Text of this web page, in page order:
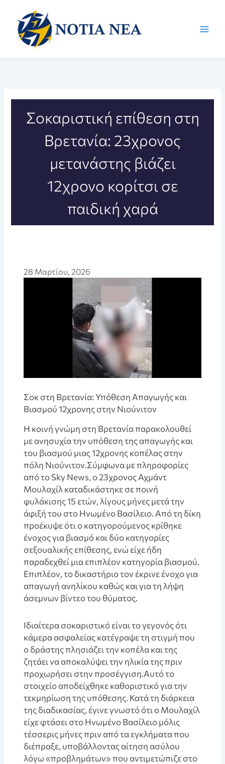
περιεχόμενο
Σοκαριστική επίθεση στη
Βρετανία: 23χρονος
μετανάστης βιάζει
12χρονο κορίτσι σε
παιδική χαρά
28 Μαρτίου, 2026
Σοκ στη Βρετανία: Υπόθεση Απαγωγής και
Βιασμού 12χρονης στην Νιούνιτον
Η κοινή γνώμη στη Βρετανία παρακολουθεί
με ανησυχία την υπόθεση της απαγωγής και
του βιασμού μιας 12χρονης κοπέλας στην
πόλη Νιούνιτον.Σύμφωνα με πληροφορίες
από το Sky News, ο 23χρονος Αχμάντ
Μουλαχίλ καταδικάστηκε σε ποινή
φυλάκισης 15 ετών, λίγους μήνες μετά την
άφιξή του στο Ηνωμένο Βασίλειο. Από τη δίκη
προέκυψε ότι ο κατηγορούμενος κρίθηκε
ένοχος για βιασμό και δύο κατηγορίες
σεξουαλικής επίθεσης, ενώ είχε ήδη
παραδεχθεί μια επιπλέον κατηγορία βιασμού.
Επιπλέον, το δικαστήριο τον έκρινε ένοχο για
απαγωγή ανηλίκου καθώς και για τη λήψη
άσεμνων βίντεο του θύματος.
Ιδιαίτερα σοκαριστικό είναι το γεγονός ότι
κάμερα ασφαλείας κατέγραψε τη στιγμή που
ο δράστης πλησιάζει την κοπέλα και της
ζητάει να αποκαλύψει την ηλικία της πριν
προχωρήσει στην προσέγγιση.Αυτό το
στοιχείο αποδείχθηκε καθοριστικό για την
τεκμηρίωση της υπόθεσης. Κατά τη διάρκεια
της διαδικασίας, έγινε γνωστό ότι ο Μουλαχίλ
είχε φτάσει στο Ηνωμένο Βασίλειο μόλις
τέσσερις μήνες πριν από τα εγκλήματα που
διέπραξε, υποβάλλοντας αίτηση ασύλου
λόγω «προβλημάτων» που αντιμετώπιζε στο